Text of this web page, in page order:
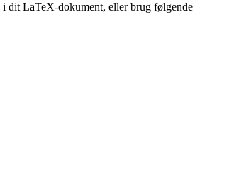
i dit LaTeX-dokument, eller brug følgende